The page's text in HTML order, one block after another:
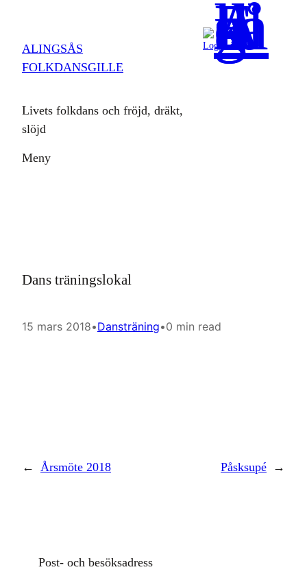
innehåll
ALINGSÅS
FOLKDANSGILLE
Livets folkdans och fröjd, dräkt,
slöjd
Meny
Logga in
Dans träningslokal
15 mars 2018•Dansträning•0 min read
← Årsmöte 2018 Påsksupé →
Post- och besöksadress